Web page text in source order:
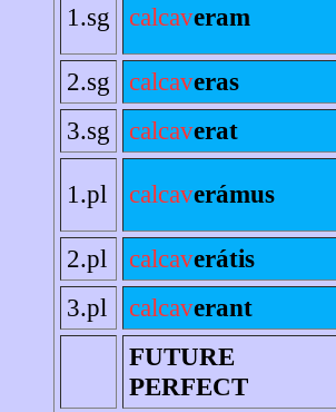
1.sg calcaveram
2.sg calcaveras
3.sg
calcaverat
1.pl calcaverámus
2.pl calcaverátis
3.pl
calcaverant
FUTURE
PERFECT